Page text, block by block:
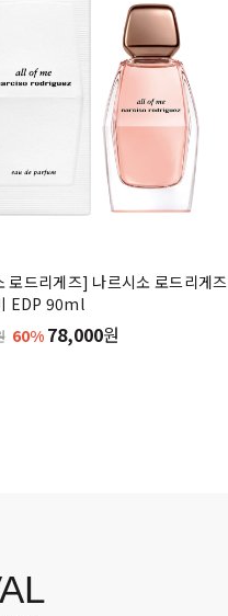
로드리게즈] 나르시소 로드리게즈
EDP 90ml
60% 78,000원